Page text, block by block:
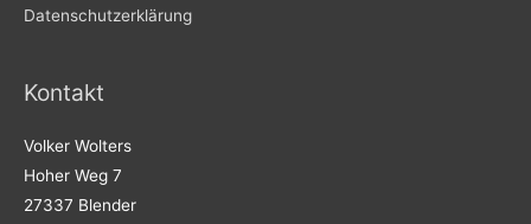
Datenschutzerklärung
Kontakt
Volker Wolters
Hoher Weg 7
27337 Blender